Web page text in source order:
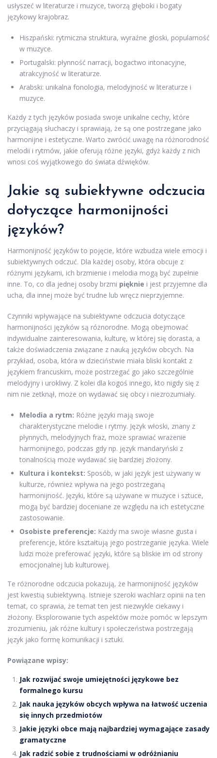
usłyszeć w literaturze i muzyce, tworzą głęboki i bogaty
językowy krajobraz.
Hiszpański: rytmiczna struktura, wyraźne głoski, popularność
w muzyce.
Portugalski: płynność narracji, bogactwo intonacyjne,
atrakcyjność w literaturze.
Arabski: unikalna fonologia, melodyjność w literaturze i
muzyce.
Każdy z tych języków posiada swoje unikalne cechy, które
przyciągają słuchaczy i sprawiają, że są one postrzegane jako
harmonijne i estetyczne. Warto zwrócić uwagę na różnorodność
melodii i rytmów, jakie oferują różne języki, gdyż każdy z nich
wnosi coś wyjątkowego do świata dźwięków.
Jakie są subiektywne odczucia
dotyczące harmonijności
języków?
Harmonijność języków to pojęcie, które wzbudza wiele emocji i
subiektywnych odczuć. Dla każdej osoby, która obcuje z
różnymi językami, ich brzmienie i melodia mogą być zupełnie
inne. To, co dla jednej osoby brzmi pięknie i jest przyjemne dla
ucha, dla innej może być trudne lub wręcz nieprzyjemne.
Czynniki wpływające na subiektywne odczucia dotyczące
harmonijności języków są różnorodne. Mogą obejmować
indywidualne zainteresowania, kulturę, w której się dorasta, a
także doświadczenia związane z nauką języków obcych. Na
przykład, osoba, która w dzieciństwie miała bliski kontakt z
językiem francuskim, może postrzegać go jako szczególnie
melodyjny i urokliwy. Z kolei dla kogoś innego, kto nigdy się z
nim nie zetknął, może on wydawać się obcy i niezrozumiały.
Melodia a rytm: Różne języki mają swoje
charakterystyczne melodie i rytmy. Język włoski, znany z
płynnych, melodyjnych fraz, może sprawiać wrażenie
harmonijnego, podczas gdy np. język mandaryński z
tonalnością może wydawać się bardziej złożony.
Kultura i kontekst: Sposób, w jaki język jest używany w
kulturze, również wpływa na jego postrzeganą
harmonijność. Języki, które są używane w muzyce i sztuce,
mogą być bardziej doceniane ze względu na ich estetyczne
zastosowanie.
Osobiste preferencje: Każdy ma swoje własne gusta i
preferencje, które kształtują jego postrzeganie języka. Wiele
ludzi może preferować języki, które są bliskie im od strony
emocjonalnej lub kulturowej.
Te różnorodne odczucia pokazują, że harmonijność języków
jest kwestią subiektywną. Istnieje szeroki wachlarz opinii na ten
temat, co sprawia, że temat ten jest niezwykle ciekawy i
złożony. Eksplorowanie tych aspektów może pomóc w lepszym
zrozumieniu, jak różne kultury i społeczeństwa postrzegają
język jako formę komunikacji i sztuki.
Powiązane wpisy:
Jak rozwijać swoje umiejętności językowe bez
formalnego kursu
Jak nauka języków obcych wpływa na łatwość uczenia
się innych przedmiotów
Jakie języki obce mają najbardziej wymagające zasady
gramatyczne
Jak radzić sobie z trudnościami w odróżnianiu